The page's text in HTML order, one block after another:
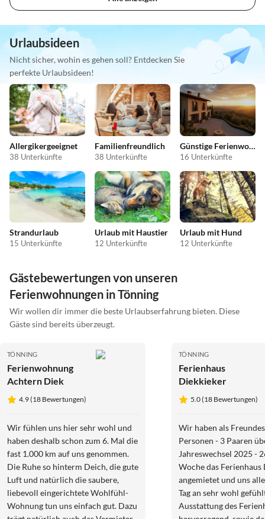
Urlaubsideen
Nicht sicher, wohin es gehen soll? Entdecken Sie
perfekte Urlaubsideen!
Allergikergeeignet
38 Unterkünfte
Familienfreundlich
38 Unterkünfte
Günstige Ferienwohnungen
16 Unterkünfte
Strandurlaub
15 Unterkünfte
Urlaub mit Haustier
12 Unterkünfte
Urlaub mit Hund
12 Unterkünfte
Gästebewertungen von unseren
Ferienwohnungen in Tönning
Wir wollen dir immer die beste Urlaubserfahrung bieten. Diese
Gäste sind bereits überzeugt.
TÖNNING
Ferienwohnung
Achtern Diek
4.9 (18 Bewertungen)
Wir fühlen uns hier sehr wohl und
haben deshalb schon zum 6. Mal die
fast 1.000 km auf uns genommen.
Die Ruhe so hinterm Deich, die gute
Luft und natürlich die saubere,
liebevoll eingerichtete Wohlfühl-
Wohnung tun uns einfach gut. Dazu
TÖNNING
Ferienhaus
Diekkieker
5.0 (18 Bewertungen)
Wir haben als
Personen - 3 Paaren
Jahreswechsel 2025 -
Woche das Ferienhaus
angemietet und uns
Tag an sehr wohl
Ausstattung des